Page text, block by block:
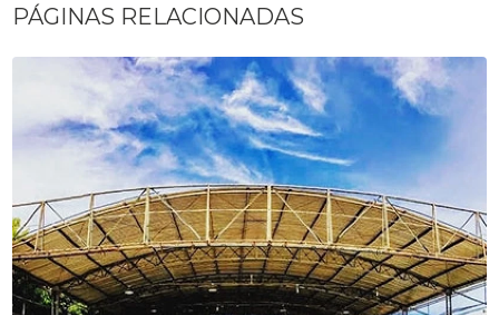
PÁGINAS RELACIONADAS